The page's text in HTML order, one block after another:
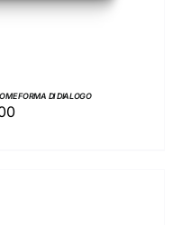
FORMA DI DIALOGO